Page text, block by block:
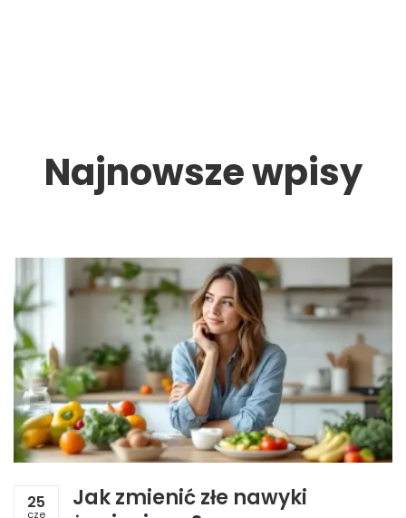
Najnowsze wpisy
25
cze
Jak zmienić złe nawyki